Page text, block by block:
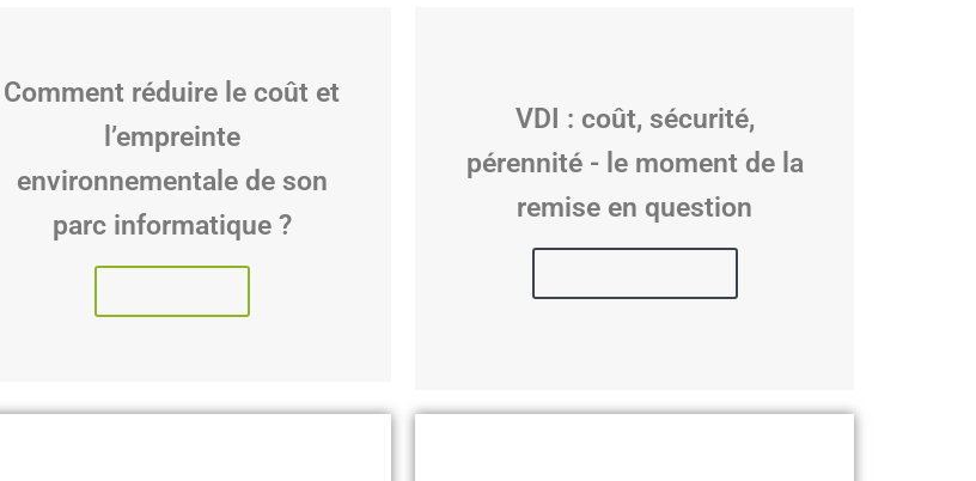
Comment réduire le coût et
l’empreinte
environnementale de son
parc informatique ?
VDI : coût, sécurité,
pérennité - le moment de la
remise en question